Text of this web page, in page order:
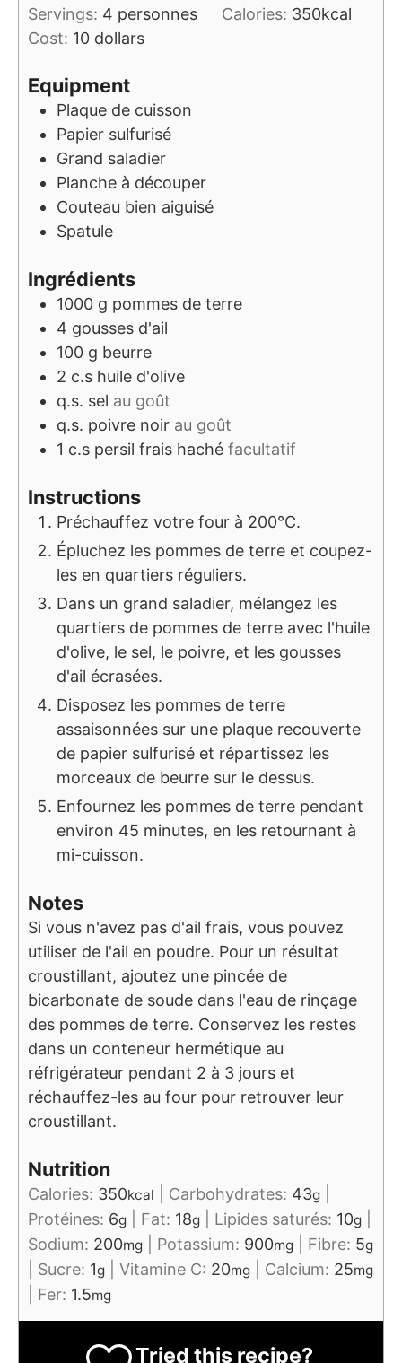
Servings: 4 personnes Calories: 350kcal
Cost: 10 dollars
Equipment
Plaque de cuisson
Papier sulfurisé
Grand saladier
Planche à découper
Couteau bien aiguisé
Spatule
Ingrédients
1000 g pommes de terre
4 gousses d'ail
100 g beurre
2 c.s huile d'olive
q.s. sel au goût
q.s. poivre noir au goût
1 c.s persil frais haché facultatif
Instructions
Préchauffez votre four à 200°C.
Épluchez les pommes de terre et coupez-
les en quartiers réguliers.
Dans un grand saladier, mélangez les
quartiers de pommes de terre avec l'huile
d'olive, le sel, le poivre, et les gousses
d'ail écrasées.
Disposez les pommes de terre
assaisonnées sur une plaque recouverte
de papier sulfurisé et répartissez les
morceaux de beurre sur le dessus.
Enfournez les pommes de terre pendant
environ 45 minutes, en les retournant à
mi-cuisson.
Notes
Si vous n'avez pas d'ail frais, vous pouvez
utiliser de l'ail en poudre. Pour un résultat
croustillant, ajoutez une pincée de
bicarbonate de soude dans l'eau de rinçage
des pommes de terre. Conservez les restes
dans un conteneur hermétique au
réfrigérateur pendant 2 à 3 jours et
réchauffez-les au four pour retrouver leur
croustillant.
Nutrition
Calories: 350kcal Carbohydrates: 43g
Protéines: 6g Fat: 18g Lipides saturés: 10g
Sodium: 200mg Potassium: 900mg Fibre: 5g
Sucre: 1g Vitamine C: 20mg Calcium: 25mg
Fer: 1.5mg
Tried this recipe?